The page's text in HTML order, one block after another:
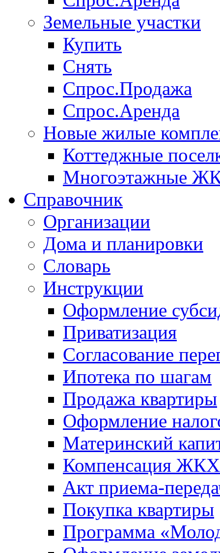
Земельные участки
Купить
Снять
Спрос.Продажа
Спрос.Аренда
Новые жилые
Коттеджные
Многоэтажные
Справочник
Организации
Дома и планировки
Словарь
Инструкции
Оформление
Приватизация
Согласование
Ипотека по шагам
Продажа квартиры
Оформление
Материнский
Компенсация ЖКХ
Акт приема-
Покупка квартиры
Программа